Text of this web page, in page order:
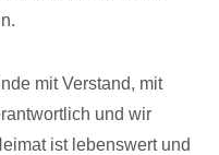
mit Verstand, mit
und wir
ist lebenswert und